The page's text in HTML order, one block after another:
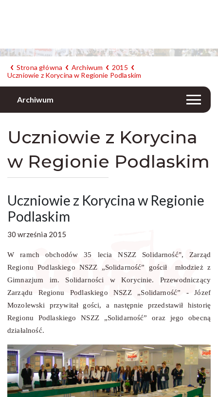
Strona główna Archiwum
2015
Uczniowie z Korycina w Regionie Podlaskim
Archiwum
Uczniowie z Korycina
w Regionie Podlaskim
Uczniowie z Korycina w Regionie
Podlaskim
30 września 2015
W ramch obchodów 35 lecia NSZZ Solidarność", Zarząd
Regionu Podlaskiego NSZZ „Solidarność” gościł młodzież z
Gimnazjum im. Solidarności w Korycinie. Przewodniczący
Zarządu Regionu Podlaskiego NSZZ „Solidarność” - Józef
Mozolewski przywitał gości, a następnie przedstawił historię
Regionu Podlaskiego NSZZ „Solidarność” oraz jego obecną
działalność.